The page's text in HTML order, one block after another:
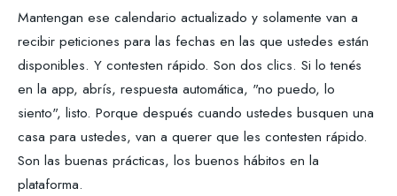
Mantengan ese calendario actualizado y solamente van a
recibir peticiones para las fechas en las que ustedes están
disponibles. Y contesten rápido. Son dos clics. Si lo tenés
en la app, abrís, respuesta automática, "no puedo, lo
siento", listo. Porque después cuando ustedes busquen una
casa para ustedes, van a querer que les contesten rápido.
Son las buenas prácticas, los buenos hábitos en la
plataforma.